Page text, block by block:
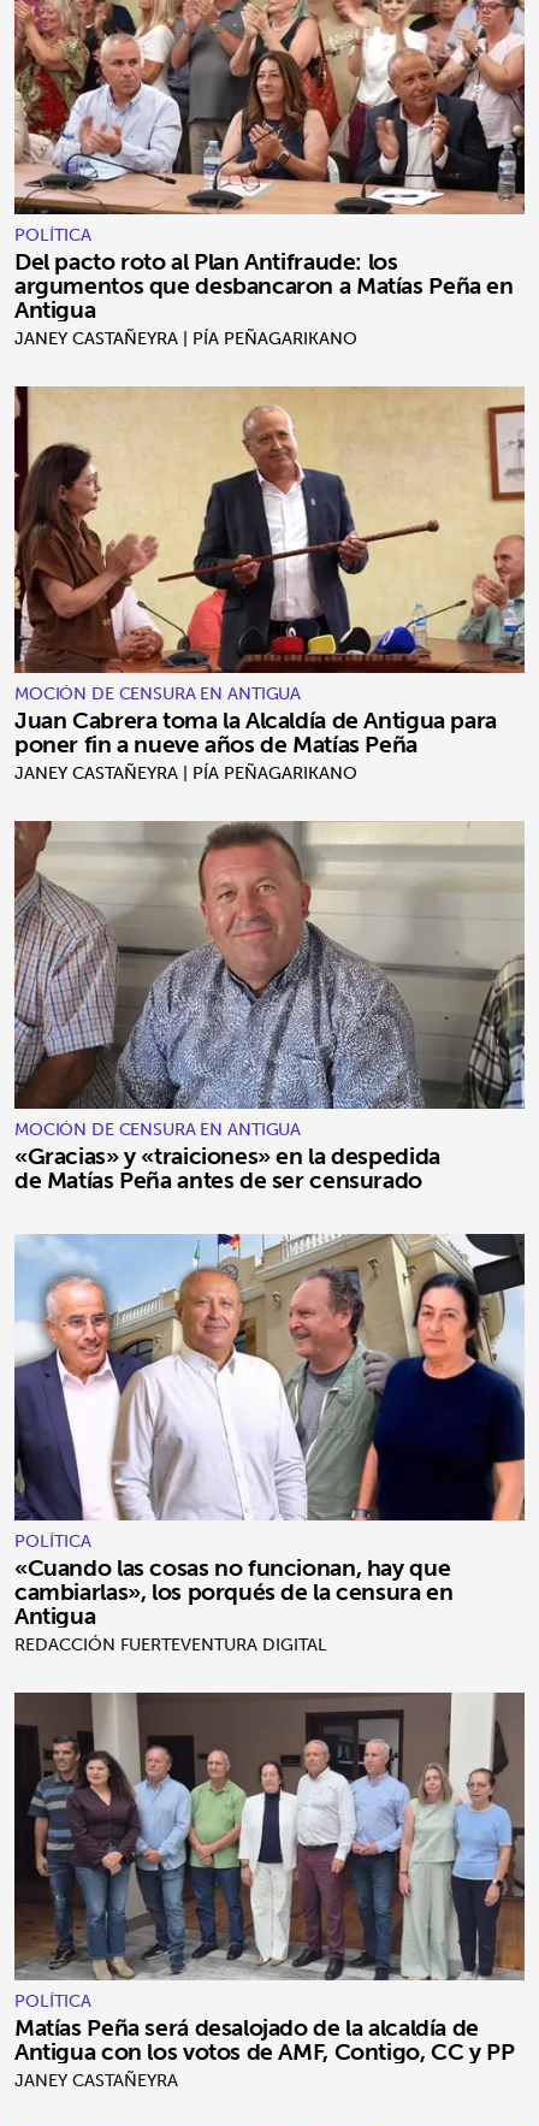
POLÍTICA
Del pacto roto al Plan Antifraude: los
argumentos que desbancaron a Matías Peña en
Antigua
JANEY CASTAÑEYRA | PÍA PEÑAGARIKANO
MOCIÓN DE CENSURA EN ANTIGUA
Juan Cabrera toma la Alcaldía de Antigua para
poner fin a nueve años de Matías Peña
JANEY CASTAÑEYRA | PÍA PEÑAGARIKANO
MOCIÓN DE CENSURA EN ANTIGUA
«Gracias» y «traiciones» en la despedida
de Matías Peña antes de ser censurado
POLÍTICA
«Cuando las cosas no funcionan, hay que
cambiarlas», los porqués de la censura en
Antigua
REDACCIÓN FUERTEVENTURA DIGITAL
POLÍTICA
Matías Peña será desalojado de la alcaldía de
Antigua con los votos de AMF, Contigo, CC y PP
JANEY CASTAÑEYRA